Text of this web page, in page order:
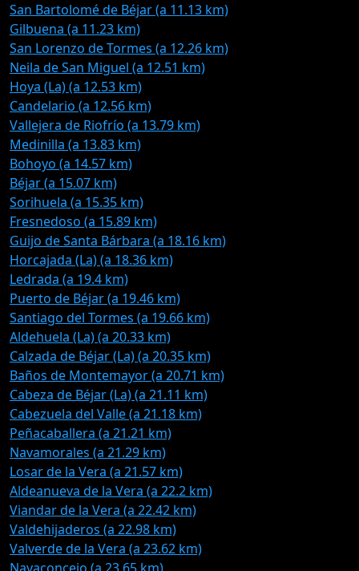
San Bartolomé de Béjar (a 11.13 km)
Gilbuena (a 11.23 km)
San Lorenzo de Tormes (a 12.26 km)
Neila de San Miguel (a 12.51 km)
Hoya (La) (a 12.53 km)
Candelario (a 12.56 km)
Vallejera de Riofrío (a 13.79 km)
Medinilla (a 13.83 km)
Bohoyo (a 14.57 km)
Béjar (a 15.07 km)
Sorihuela (a 15.35 km)
Fresnedoso (a 15.89 km)
Guijo de Santa Bárbara (a 18.16 km)
Horcajada (La) (a 18.36 km)
Ledrada (a 19.4 km)
Puerto de Béjar (a 19.46 km)
Santiago del Tormes (a 19.66 km)
Aldehuela (La) (a 20.33 km)
Calzada de Béjar (La) (a 20.35 km)
Baños de Montemayor (a 20.71 km)
Cabeza de Béjar (La) (a 21.11 km)
Cabezuela del Valle (a 21.18 km)
Peñacaballera (a 21.21 km)
Navamorales (a 21.29 km)
Losar de la Vera (a 21.57 km)
Aldeanueva de la Vera (a 22.2 km)
Viandar de la Vera (a 22.42 km)
Valdehijaderos (a 22.98 km)
Valverde de la Vera (a 23.62 km)